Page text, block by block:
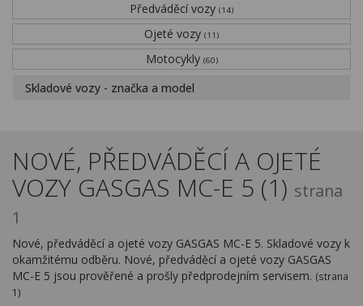
Financování
Novinky
Kontakty
Předváděcí vozy (14)
Ojeté vozy (11)
Motocykly (60)
Skladové vozy - značka a model
NOVÉ, PŘEDVÁDĚCÍ A OJETÉ
VOZY GASGAS MC-E 5 (1) strana
1
Nové, předváděcí a ojeté vozy GASGAS MC-E 5. Skladové vozy k
okamžitému odběru. Nové, předváděcí a ojeté vozy GASGAS
MC-E 5 jsou prověřené a prošly předprodejním servisem. (strana
1)